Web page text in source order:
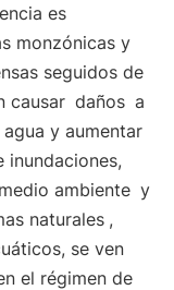
es
monzónicas y
seguidos de
causar daños a
y aumentar
ambiente y
naturales ,
se ven
el régimen de